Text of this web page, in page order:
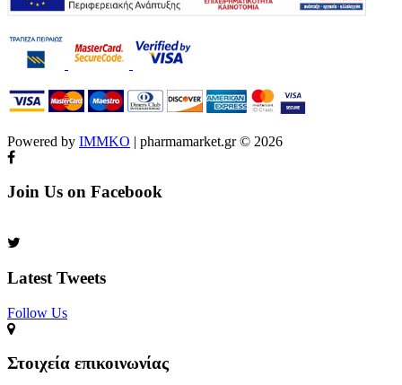
Powered by IMMKO | pharmamarket.gr © 2026
Join Us on Facebook
Latest Tweets
Follow Us​
Στοιχεία επικοινωνίας